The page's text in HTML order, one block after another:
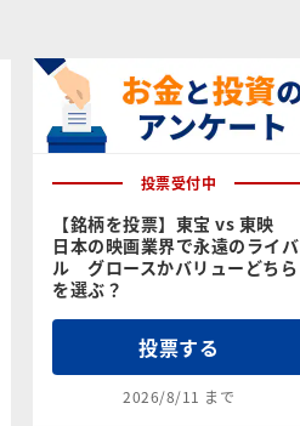
投票受付中
【銘柄を投票】東宝 vs 東映
日本の映画業界で永遠のライバ
ル グロースかバリューどちら
を選ぶ？
投票する
2026/8/11 まで